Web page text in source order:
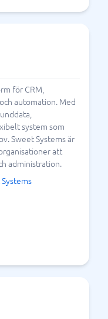
för CRM,
automation. Med
system som
Sweet Systems är
att
administration.